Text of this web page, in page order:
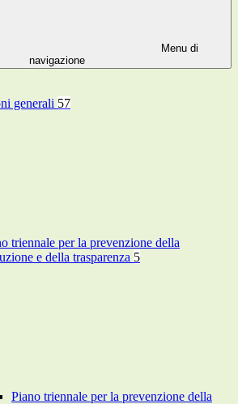
Menu di
navigazione
generali 57
triennale per la prevenzione della
e della trasparenza 5
Piano triennale per la prevenzione della